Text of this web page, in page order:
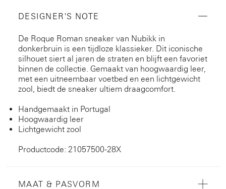
DESIGNER'S NOTE
De Roque Roman sneaker van Nubikk in
donkerbruin is een tijdloze klassieker. Dit iconische
silhouet siert al jaren de straten en blijft een favoriet
binnen de collectie. Gemaakt van hoogwaardig leer,
met een uitneembaar voetbed en een lichtgewicht
zool, biedt de sneaker ultiem draagcomfort.
Handgemaakt in Portugal
Hoogwaardig leer
Lichtgewicht zool
Productcode: 21057500-28X
MAAT & PASVORM